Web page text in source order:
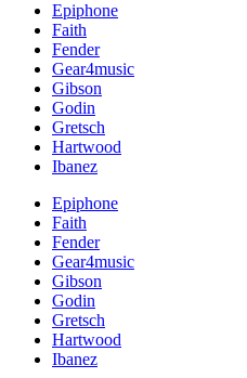
Epiphone
Faith
Fender
Gear4music
Gibson
Godin
Gretsch
Hartwood
Ibanez
Epiphone
Faith
Fender
Gear4music
Gibson
Godin
Gretsch
Hartwood
Ibanez